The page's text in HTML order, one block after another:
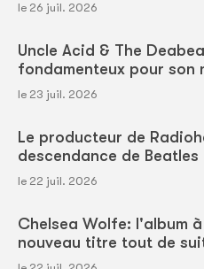
le 26 juil. 2026
Uncle Acid & The
fondamenteux pour son
le 23 juil. 2026
Le producteur de
descendance de
le 22 juil. 2026
Chelsea Wolfe: l'album
nouveau titre tout de